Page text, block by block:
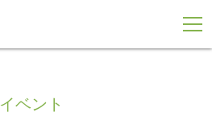
イベント